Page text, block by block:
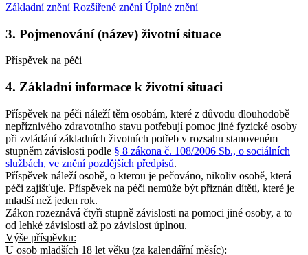
Základní znění Rozšířené znění Úplné znění
3. Pojmenování (název) životní situace
Příspěvek na péči
4. Základní informace k životní situaci
Příspěvek na péči náleží těm osobám, které z důvodu dlouhodobě
nepříznivého zdravotního stavu potřebují pomoc jiné fyzické osoby
při zvládání základních životních potřeb v rozsahu stanoveném
stupněm závislosti podle § 8 zákona č. 108/2006 Sb., o sociálních
službách, ve znění pozdějších předpisů.
Příspěvek náleží osobě, o kterou je pečováno, nikoliv osobě, která
péči zajišťuje. Příspěvek na péči nemůže být přiznán dítěti, které je
mladší než jeden rok.
Zákon rozeznává čtyři stupně závislosti na pomoci jiné osoby, a to
od lehké závislosti až po závislost úplnou.
Výše příspěvku:
U osob mladších 18 let věku (za kalendářní měsíc):